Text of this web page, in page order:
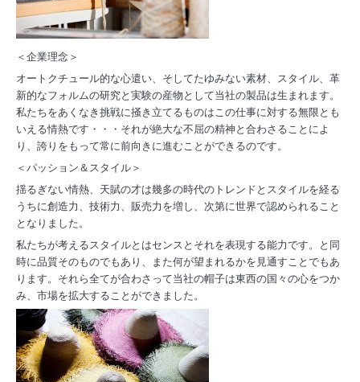
＜企業理念＞
オートクチュール的な心遣い、そしてたゆみない素材、スタイル、革
新的なフォルムの研究と実験の産物として当社の製品は生まれます。
私たちをあくなき挑戦に掻き立てるものはこの仕事に対する無限とも
いえる情熱です・・・それが絶大な不屈の精神と合わさることによ
り、誇りをもって常に前向きに進むことができるのです。
＜パッション＆スタイル＞
揺るぎない情熱、天賦の才は幾多の時代の トレンドとスタイ ルを経る
うちに創造力、技術力、販売力を増し、次第に世界で認められること
となりました。
私たちが考えるスタイルとはセンスとそれを表現する能力です。と同
時に品質そのものでもあり、また何が望まれるかを見通すことでもあ
ります。それら全てが合わさって当社の帽子は東西の国々の心をつか
み、市場を拡大することができました。